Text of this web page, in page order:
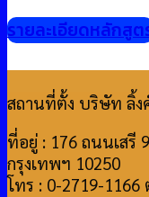
รายละเอียดหลักสูต
สถานที่ตั้ง บริษัท ลิ้ง
ที่อยู่ : 176 ถนนเสรี
กรุงเทพฯ 10250
โทร : 0-2719-1166